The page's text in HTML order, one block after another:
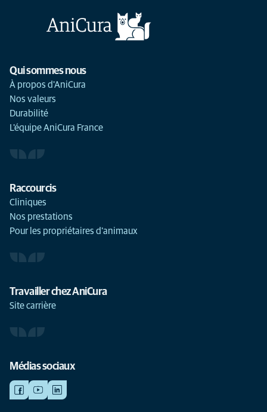
Qui sommes nous
À propos d'AniCura
Nos valeurs
Durabilité
L'équipe AniCura France
Raccourcis
Cliniques
Nos prestations
Pour les propriétaires d'animaux
Travailler chez AniCura
Site carrière
Médias sociaux